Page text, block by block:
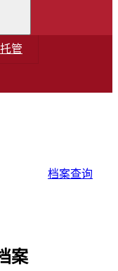
管
档案查询
案